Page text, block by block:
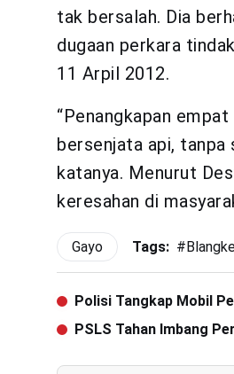
tak bersalah. Dia
dugaan perkara
11 Arpil 2012.
“Penangkapan
bersenjata api, tanpa
katanya. Menurut
keresahan di
Gayo Tags: #
Polisi Tangkap Mobil
PSLS Tahan Imbang